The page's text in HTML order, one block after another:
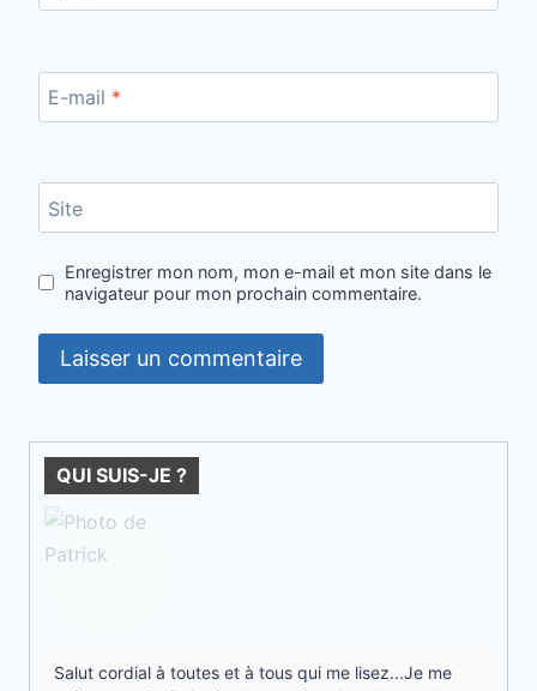
E-mail *
Site
Enregistrer mon nom, mon e-mail et mon site dans le
navigateur pour mon prochain commentaire.
QUI SUIS-JE ?
Salut cordial à toutes et à tous qui me lisez...Je me